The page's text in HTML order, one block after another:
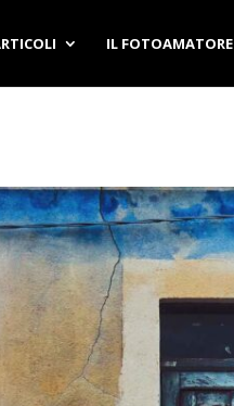
IL FOTOAMATORE